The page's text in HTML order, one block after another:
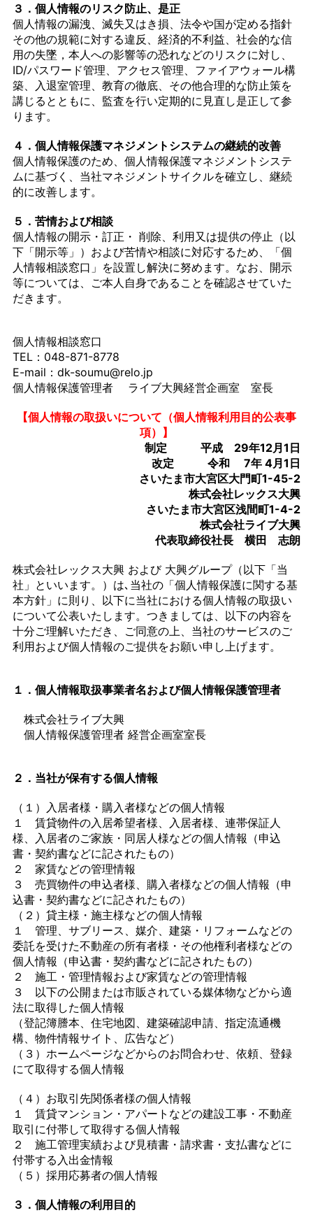
３．個人情報のリスク防止、是正
個人情報の漏洩、滅失又はき損、法令や国が定める指針
その他の規範に対する違反、経済的不利益、社会的な信
用の失墜，本人への影響等の恐れなどのリスクに対し、
ID/パスワード管理、アクセス管理、ファイアウォール構
築、入退室管理、教育の徹底、その他合理的な防止策を
講じるとともに、監査を行い定期的に見直し是正して参
ります。
４．個人情報保護マネジメントシステムの継続的改善
個人情報保護のため、個人情報保護マネジメントシステ
ムに基づく、当社マネジメントサイクルを確立し、継続
的に改善します。
５．苦情および相談
個人情報の開示・訂正・ 削除、利用又は提供の停止（以
下「開示等」）および苦情や相談に対応するため、「個
人情報相談窓口」を設置し解決に努めます。なお、開示
等については、ご本人自身であることを確認させていた
だきます。
個人情報相談窓口
TEL：048-871-8778
E-mail：dk-soumu@relo.jp
個人情報保護管理者 ライブ大興経営企画室 室長
【個人情報の取扱いについて（個人情報利用目的公表事
項）】
制定 平成 29年12月1日
改定 令和 7年 4月1日
さいたま市大宮区大門町1-45-2
株式会社レックス大興
さいたま市大宮区浅間町1-4-2
株式会社ライブ大興
代表取締役社長 横田 志朗
株式会社レックス大興 および 大興グループ（以下「当
社」といいます。）は､当社の「個人情報保護に関する基
本方針」に則り、以下に当社における個人情報の取扱い
について公表いたします。つきましては、以下の内容を
十分ご理解いただき、ご同意の上、当社のサービスのご
利用および個人情報のご提供をお願い申し上げます。
１．個人情報取扱事業者名および個人情報保護管理者
株式会社ライブ大興
個人情報保護管理者 経営企画室室長
２．当社が保有する個人情報
（１）入居者様・購入者様などの個人情報
１ 賃貸物件の入居希望者様、入居者様、連帯保証人
様、入居者のご家族・同居人様などの個人情報（申込
書・契約書などに記されたもの）
２ 家賃などの管理情報
３ 売買物件の申込者様、購入者様などの個人情報（申
込書・契約書などに記されたもの）
（２）貸主様・施主様などの個人情報
１ 管理、サブリース、媒介、建築・リフォームなどの
委託を受けた不動産の所有者様・その他権利者様などの
個人情報（申込書・契約書などに記されたもの）
２ 施工・管理情報および家賃などの管理情報
３ 以下の公開または市販されている媒体物などから適
法に取得した個人情報
（登記簿謄本、住宅地図、建築確認申請、指定流通機
構、物件情報サイト、広告など）
（３）ホームページなどからのお問合わせ、依頼、登録
にて取得する個人情報
（４）お取引先関係者様の個人情報
１ 賃貸マンション・アパートなどの建設工事・不動産
取引に付帯して取得する個人情報
２ 施工管理実績および見積書・請求書・支払書などに
付帯する入出金情報
（５）採用応募者の個人情報
３．個人情報の利用目的